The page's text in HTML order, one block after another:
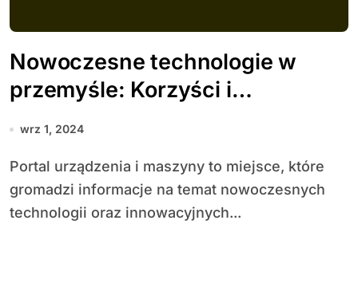
Nowoczesne technologie w
przemyśle: Korzyści i
funkcjonalności portalu
wrz 1, 2024
Portal urządzenia i maszyny to miejsce, które
gromadzi informacje na temat nowoczesnych
technologii oraz innowacyjnych...